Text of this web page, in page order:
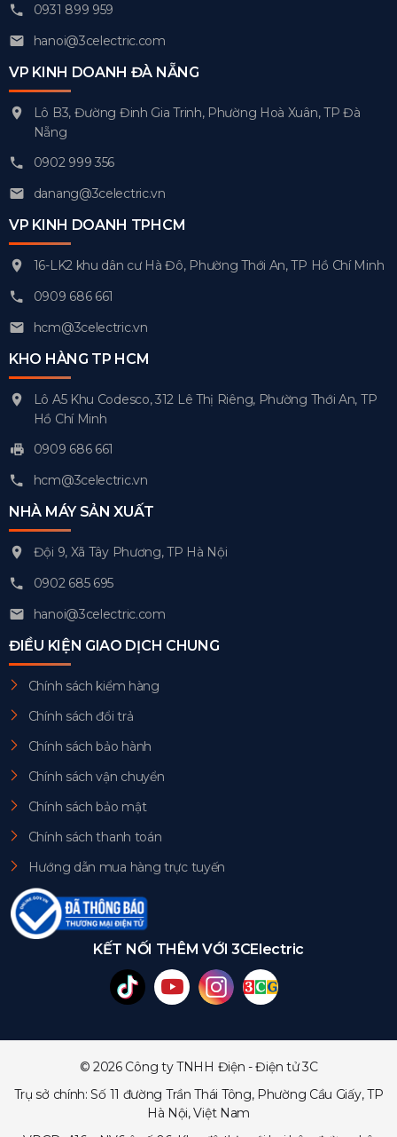
0931 899 959
hanoi@3celectric.com
VP KINH DOANH ĐÀ NẴNG
Lô B3, Đường Đinh Gia Trinh, Phường Hoà Xuân, TP Đà
Nẵng
0902 999 356
danang@3celectric.vn
VP KINH DOANH TPHCM
16-LK2 khu dân cư Hà Đô, Phường Thới An, TP Hồ Chí Minh
0909 686 661
hcm@3celectric.vn
KHO HÀNG TP HCM
Lô A5 Khu Codesco, 312 Lê Thị Riêng, Phường Thới An, TP
Hồ Chí Minh
0909 686 661
hcm@3celectric.vn
NHÀ MÁY SẢN XUẤT
Đội 9, Xã Tây Phương, TP Hà Nội
0902 685 695
hanoi@3celectric.com
ĐIỀU KIỆN GIAO DỊCH CHUNG
Chính sách kiểm hàng
Chính sách đổi trả
Chính sách bảo hành
Chính sách vận chuyển
Chính sách bảo mật
Chính sách thanh toán
Hướng dẫn mua hàng trực tuyến
KẾT NỐI THÊM VỚI 3CElectric
© 2026 Công ty TNHH Điện - Điện tử 3C
Trụ sở chính: Số 11 đường Trần Thái Tông, Phường Cầu Giấy, TP
Hà Nội, Việt Nam